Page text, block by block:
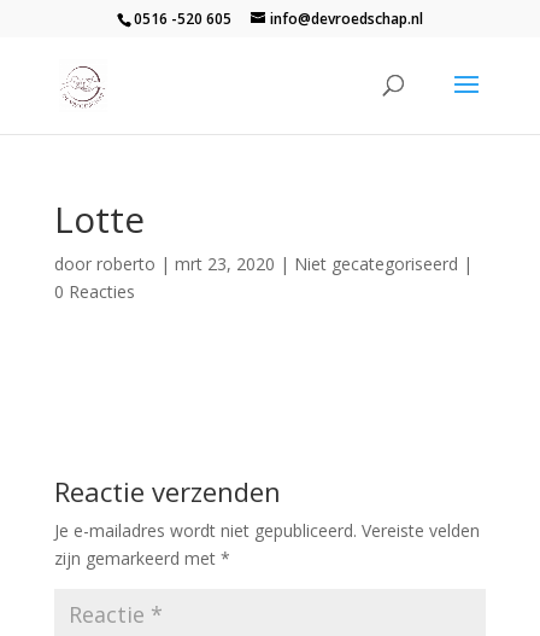
0516 -520 605 info@devroedschap.nl
Lotte
door roberto | mrt 23, 2020 | Niet gecategoriseerd |
0 Reacties
Reactie verzenden
Je e-mailadres wordt niet gepubliceerd. Vereiste velden
zijn gemarkeerd met *